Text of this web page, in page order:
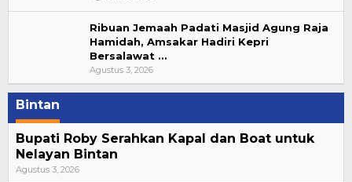
Ribuan Jemaah Padati Masjid Agung Raja
Hamidah, Amsakar Hadiri Kepri
Bersalawat …
Agustus 3, 2026
Bintan
Bupati Roby Serahkan Kapal dan Boat untuk
Nelayan Bintan
Agustus 3, 2026